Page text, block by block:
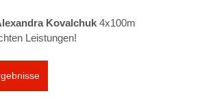
Kovalchuk 4x100m
Leistungen!